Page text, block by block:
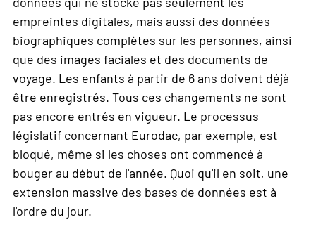
empreintes digitales, mais aussi des données
biographiques complètes sur les personnes, ainsi
que des images faciales et des documents de
voyage. Les enfants à partir de 6 ans doivent déjà
être enregistrés. Tous ces changements ne sont
pas encore entrés en vigueur. Le processus
législatif concernant Eurodac, par exemple, est
bloqué, même si les choses ont commencé à
bouger au début de l'année. Quoi qu'il en soit, une
extension massive des bases de données est à
l'ordre du jour.